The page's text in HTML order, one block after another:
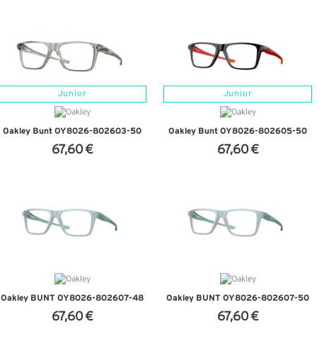
Junior
Oakley Bunt OY8026-802603-50
67,60 €
Junior
Oakley Bunt OY8026-802605-50
67,60 €
Oakley BUNT OY8026-802607-48
67,60 €
Oakley BUNT OY8026-802607-50
67,60 €